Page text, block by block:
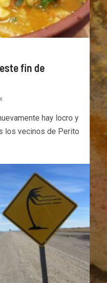
fin de
hay locro y
los vecinos de Perito